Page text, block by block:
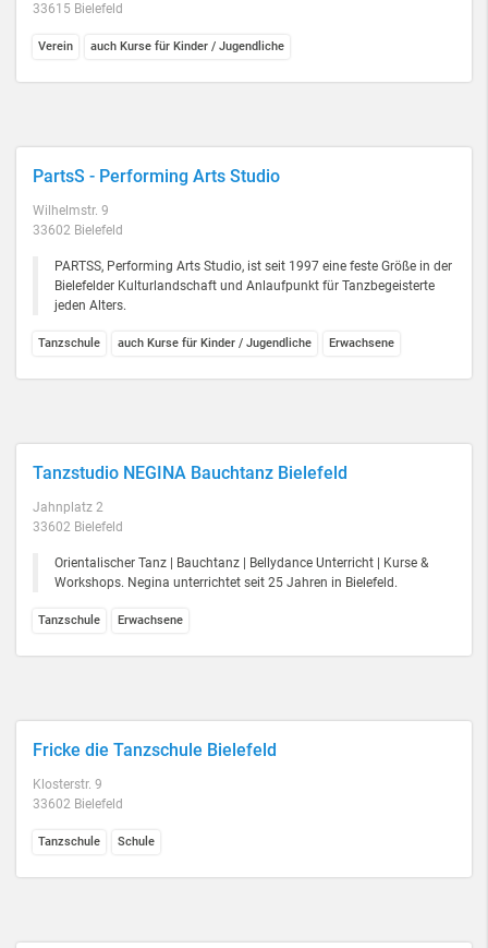
33615 Bielefeld
Verein auch Kurse für Kinder / Jugendliche
PartsS - Performing Arts Studio
Wilhelmstr. 9
33602 Bielefeld
PARTSS, Performing Arts Studio, ist seit 1997 eine feste Größe in der
Bielefelder Kulturlandschaft und Anlaufpunkt für Tanzbegeisterte
jeden Alters.
Tanzschule auch Kurse für Kinder / Jugendliche Erwachsene
Tanzstudio NEGINA Bauchtanz Bielefeld
Jahnplatz 2
33602 Bielefeld
Orientalischer Tanz | Bauchtanz | Bellydance Unterricht | Kurse &
Workshops. Negina unterrichtet seit 25 Jahren in Bielefeld.
Tanzschule Erwachsene
Fricke die Tanzschule Bielefeld
Klosterstr. 9
33602 Bielefeld
Tanzschule Schule